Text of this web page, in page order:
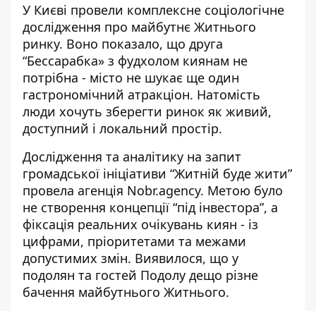
У Києві провели комплексне соціологічне
дослідження про майбутнє Житнього
ринку. Воно показало, що друга
“Бессарабка» з фудхолом киянам не
потрібна - місто не шукає ще один
гастрономічний атракціон. Натомість
люди хочуть зберегти ринок як живий,
доступний і локальний простір.
Дослідження та аналітику на запит
громадської ініціативи “Житній буде жити”
провела агенція Nobr.agency. Метою було
не створення концепції “під інвестора”, а
фіксація реальних очікувань киян - із
цифрами, пріоритетами та межами
допустимих змін. Виявилося, що у
подолян та гостей Подолу дещо різне
бачення майбутнього Житнього.